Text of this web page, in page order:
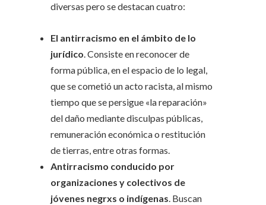
diversas pero se destacan cuatro:
El antirracismo en el ámbito de lo
jurídico. Consiste en reconocer de
forma pública, en el espacio de lo legal,
que se cometió un acto racista, al mismo
tiempo que se persigue «la reparación»
del daño mediante disculpas públicas,
remuneración económica o restitución
de tierras, entre otras formas.
Antirracismo conducido por
organizaciones y colectivos de
jóvenes negrxs o indígenas. Buscan